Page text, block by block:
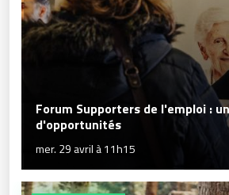
Forum Supporters de l'emploi :
d'opportunités
mer. 29 avril à 11h15